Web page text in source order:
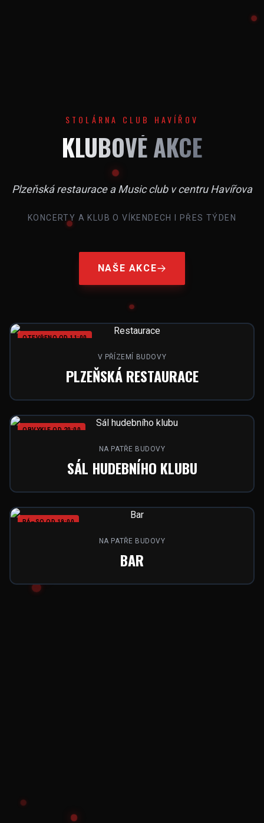
STOLÁRNA CLUB HAVÍŘOV
KLUBOVÉ AKCE
Plzeňská restaurace a Music club v centru Havířova
KONCERTY A KLUB O VÍKENDECH I PŘES TÝDEN
NAŠE AKCE
OTEVŘENO OD 11:00
V PŘÍZEMÍ BUDOVY
PLZEŇSKÁ RESTAURACE
OBVYKLE OD 20:00
NA PATŘE BUDOVY
SÁL HUDEBNÍHO KLUBU
PÁ–SO OD 19:00
NA PATŘE BUDOVY
BAR